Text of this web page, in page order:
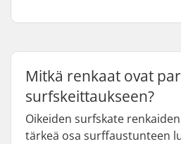
Mitkä renkaat ovat
surfskeittaukseen?
Oikeiden surfskate
tärkeä osa surffaustunteen